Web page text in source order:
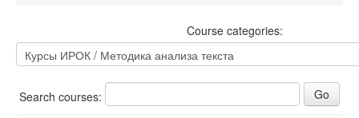
Course categories:
Search courses: